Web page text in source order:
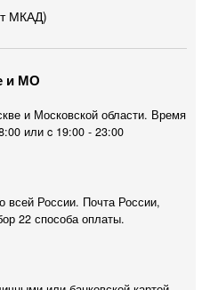
МКАД)
и МО
и Московской области. Время
или c 19:00 - 23:00
всей России. Почта России,
22 способа оплаты.